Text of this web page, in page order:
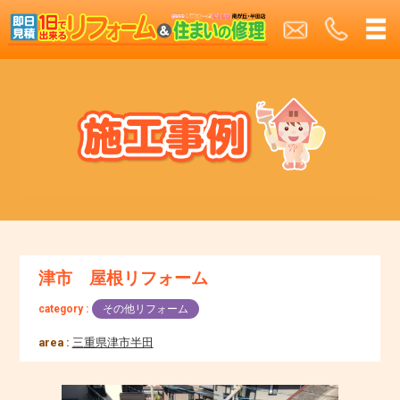
津市 屋根リフォーム
category : その他リフォーム
area : 三重県津市半田